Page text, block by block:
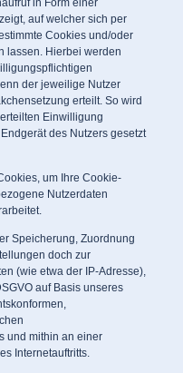
in Form einer
auf welcher sich per
Cookies und/oder
lassen. Hierbei werden
der jeweilige Nutzer
erteilt. So wird
Einwilligung
des Nutzers gesetzt
um Ihre Cookie-
Nutzerdaten
Speicherung, Zuordnung
doch zur
(wie etwa der IP-Adresse),
auf Basis unseres
und mithin an einer
Internetauftritts.